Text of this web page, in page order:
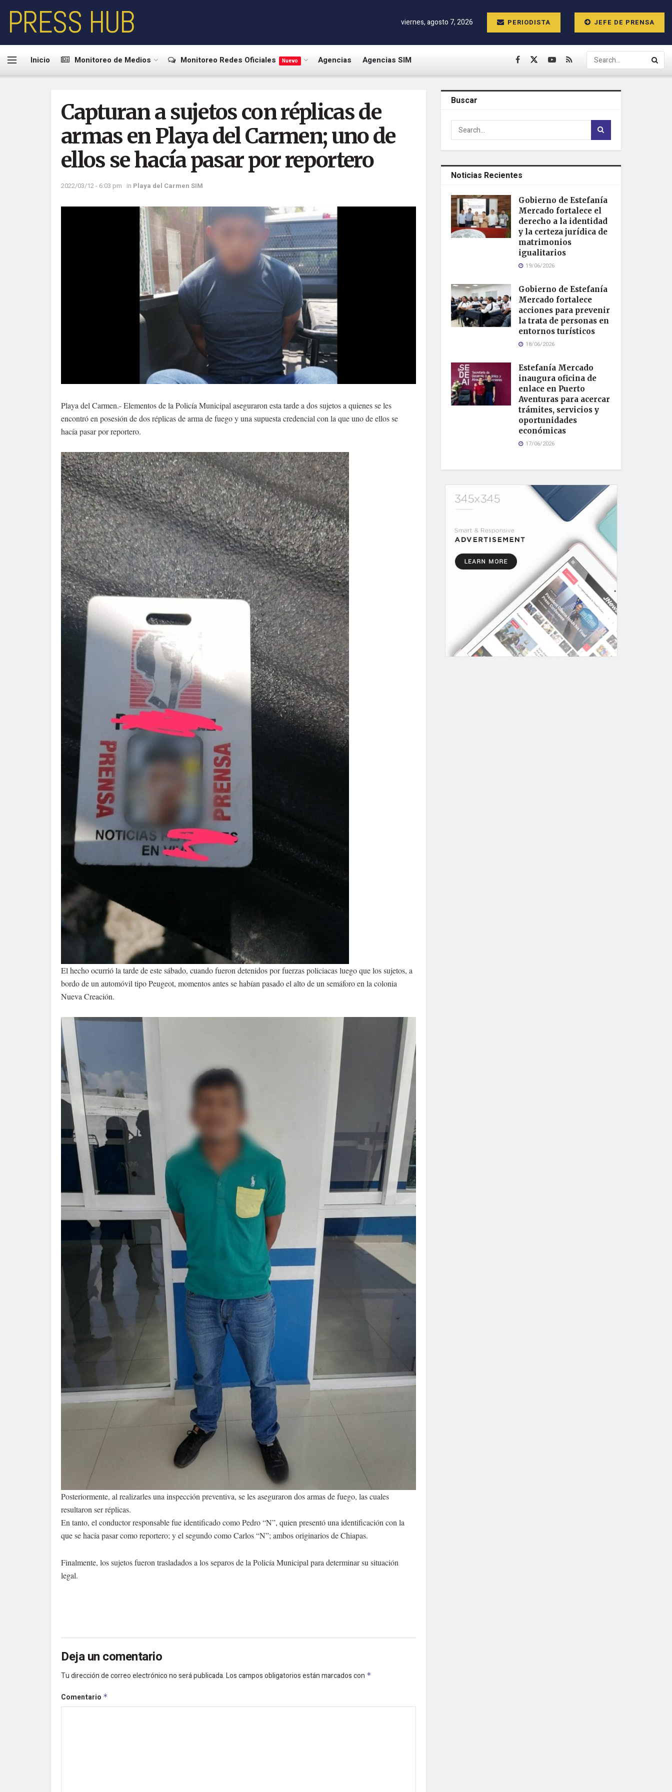
PRESS HUB viernes, agosto 7, 2026 PERIODISTA JEFE DE PRENSA
Inicio Monitoreo de Medios Monitoreo Redes Oficiales Nuevo Agencias Agencias SIM
Capturan a sujetos con réplicas de
armas en Playa del Carmen; uno de
ellos se hacía pasar por reportero
2022/03/12 - 6:03 pm in Playa del Carmen SIM
Playa del Carmen.- Elementos de la Policía Municipal aseguraron esta tarde a dos sujetos a quienes se les
encontró en posesión de dos réplicas de arma de fuego y una supuesta credencial con la que uno de ellos se
hacía pasar por reportero.
El hecho ocurrió la tarde de este sábado, cuando fueron detenidos por fuerzas policiacas luego que los sujetos, a
bordo de un automóvil tipo Peugeot, momentos antes se habían pasado el alto de un semáforo en la colonia
Nueva Creación.
Posteriormente, al realizarles una inspección preventiva, se les aseguraron dos armas de fuego, las cuales
resultaron ser réplicas.
En tanto, el conductor responsable fue identificado como Pedro “N”, quien presentó una identificación con la
que se hacía pasar como reportero; y el segundo como Carlos “N”; ambos originarios de Chiapas.
Finalmente, los sujetos fueron trasladados a los separos de la Policía Municipal para determinar su situación
legal.
Deja un comentario
Tu dirección de correo electrónico no será publicada.Los campos obligatorios están marcados con *
Comentario *
Buscar
Noticias Recientes
Gobierno de Estefanía
Mercado fortalece el
derecho a la identidad
y la certeza jurídica de
matrimonios
igualitarios
19/06/2026
Gobierno de Estefanía
Mercado fortalece
acciones para prevenir
la trata de personas en
entornos turísticos
18/06/2026
Estefanía Mercado
inaugura oficina de
enlace en Puerto
Aventuras para acercar
trámites, servicios y
oportunidades
económicas
17/06/2026